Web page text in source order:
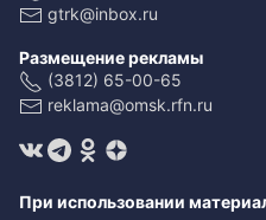
gtrk@inbox.ru
Размещение рекламы
(3812) 65-00-65
reklama@omsk.rfn.ru
При использовании